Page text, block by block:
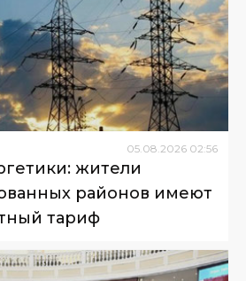
05.08.2026 02:56
жители
районов имеют
тариф